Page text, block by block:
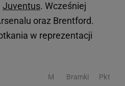
Juventus. Wcześniej
oraz Brentford.
w reprezentacji
M Bramki Pkt